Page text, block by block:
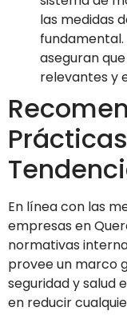
las medidas
fundamental.
aseguran
relevantes y
En línea con las
empresas en
normativas
provee un marco
seguridad y salud
en reducir